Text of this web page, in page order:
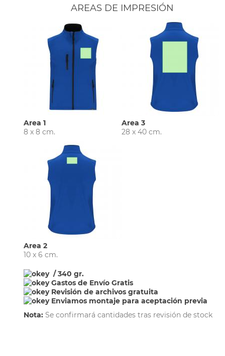
AREAS DE IMPRESIÓN
Area 1
8 x 8 cm.
Area 3
28 x 40 cm.
Area 2
10 x 6 cm.
/ 340 gr.
Gastos de Envío Gratis
Revisión de archivos gratuita
Enviamos montaje para aceptación previa
Nota: Se confirmará cantidades tras revisión de stock